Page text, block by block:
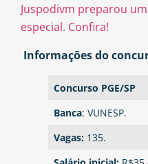
Juspodivm preparou
especial. Confira!
Informações do
Concurso PGE/SP
Banca: VUNESP.
Vagas: 135.